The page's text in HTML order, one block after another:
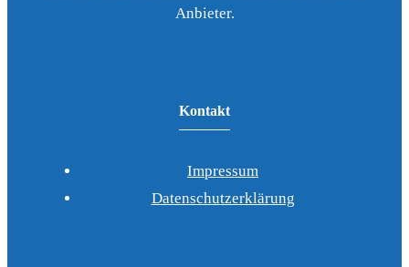
Anbieter.
Kontakt
Impressum
Datenschutzerklärung